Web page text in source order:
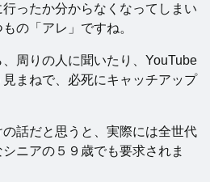
ったか分からなくなってしまい
の「アレ」ですね。
周りの人に聞いたり、YouTube
まねで、必死にキャッチアップ
話だと思うと、実際には全世代
ニアの５９歳でも要求されま